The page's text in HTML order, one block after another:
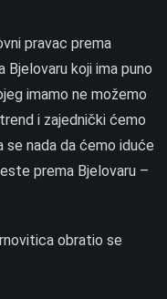
pravac prema
Bjelovaru koji ima puno
imamo ne možemo
i zajednički ćemo
nada da ćemo iduće
prema Bjelovaru –
obratio se